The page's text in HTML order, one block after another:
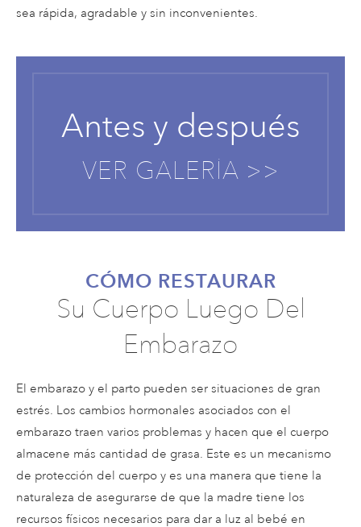
sea rápida, agradable y sin inconvenientes.
Antes y después
VER GALERÍA >>
CÓMO RESTAURAR
Su Cuerpo Luego Del
Embarazo
El embarazo y el parto pueden ser situaciones de gran
estrés. Los cambios hormonales asociados con el
embarazo traen varios problemas y hacen que el cuerpo
almacene más cantidad de grasa. Este es un mecanismo
de protección del cuerpo y es una manera que tiene la
naturaleza de asegurarse de que la madre tiene los
recursos físicos necesarios para dar a luz al bebé en